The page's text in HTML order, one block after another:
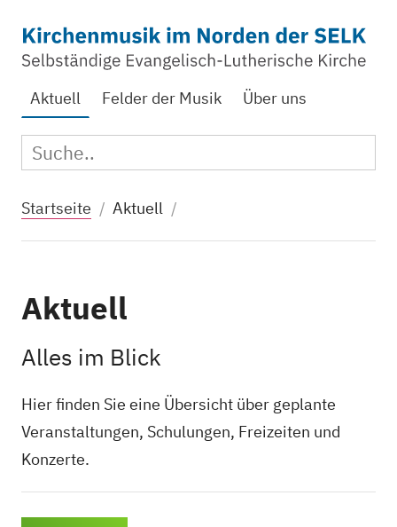
Zum Hauptinhalt springen
Aktuelle Seite:
Aktuell Felder der Musik Über uns
Suche:
Startseite Aktuell
Aktuell
Alles im Blick
Hier finden Sie eine Übersicht über geplante
Veranstaltungen, Schulungen, Freizeiten und
Konzerte.